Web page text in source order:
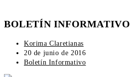
BOLETÍN INFORMATIVO
Korima Claretianas
20 de junio de 2016
Boletín Informativo